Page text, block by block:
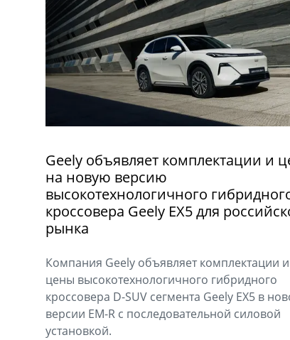
Geely объявляет комплектации и
на новую версию
высокотехнологичного
кроссовера Geely EX5 для
рынка
Компания Geely объявляет комплектации и
цены высокотехнологичного гибридного
кроссовера D-SUV сегмента Geely EX5 в
версии EM-R с последовательной силовой
установкой.